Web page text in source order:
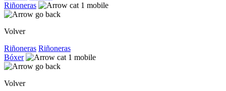
Riñoneras
Volver
Riñoneras Riñoneras
Bóxer
Volver